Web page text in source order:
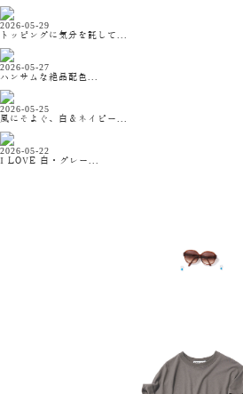
2026-05-29
トッピングに気分を託して...
2026-05-27
ハンサムな絶品配色...
2026-05-25
風にそよぐ、白＆ネイビー...
2026-05-22
I LOVE 白・グレー...